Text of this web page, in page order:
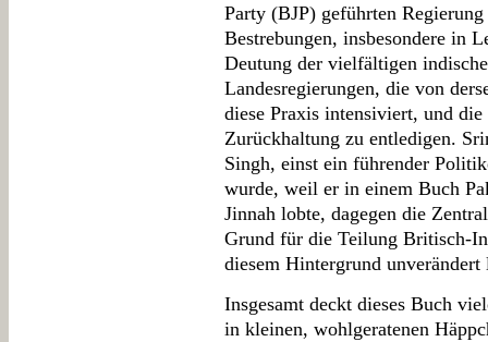
Party (BJP) geführten
Bestrebungen, insbesondere in
Deutung der vielfältigen
Landesregierungen, die von
diese Praxis intensiviert, und
Zurückhaltung zu entledigen.
Singh, einst ein führender
wurde, weil er in einem Buch
Jinnah lobte, dagegen die
Grund für die Teilung Britisch-
diesem Hintergrund unverändert
Insgesamt deckt dieses Buch
in kleinen, wohlgeratenen